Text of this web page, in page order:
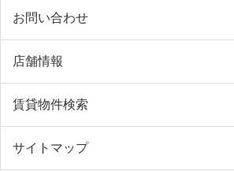
お問い合わせ
店舗情報
賃貸物件検索
サイトマップ